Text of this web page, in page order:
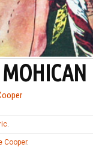
.
Cooper.